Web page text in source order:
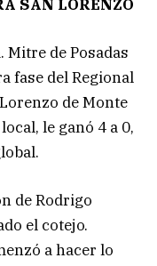
SAN LORENZO
de Posadas
fase del Regional
de Monte
le ganó 4 a 0,
de Rodrigo
el cotejo.
a hacer lo